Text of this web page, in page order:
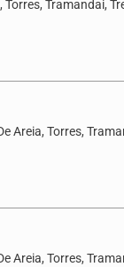
Tramandai,
Areia, Torres,
Areia, Torres,